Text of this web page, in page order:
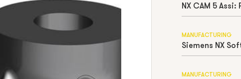
MANUFACTURING
MANUFACTURING